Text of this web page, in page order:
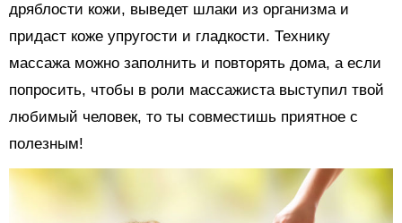
дряблости кожи, выведет шлаки из организма и
придаст коже упругости и гладкости. Технику
массажа можно заполнить и повторять дома, а если
попросить, чтобы в роли массажиста выступил твой
любимый человек, то ты совместишь приятное с
полезным!